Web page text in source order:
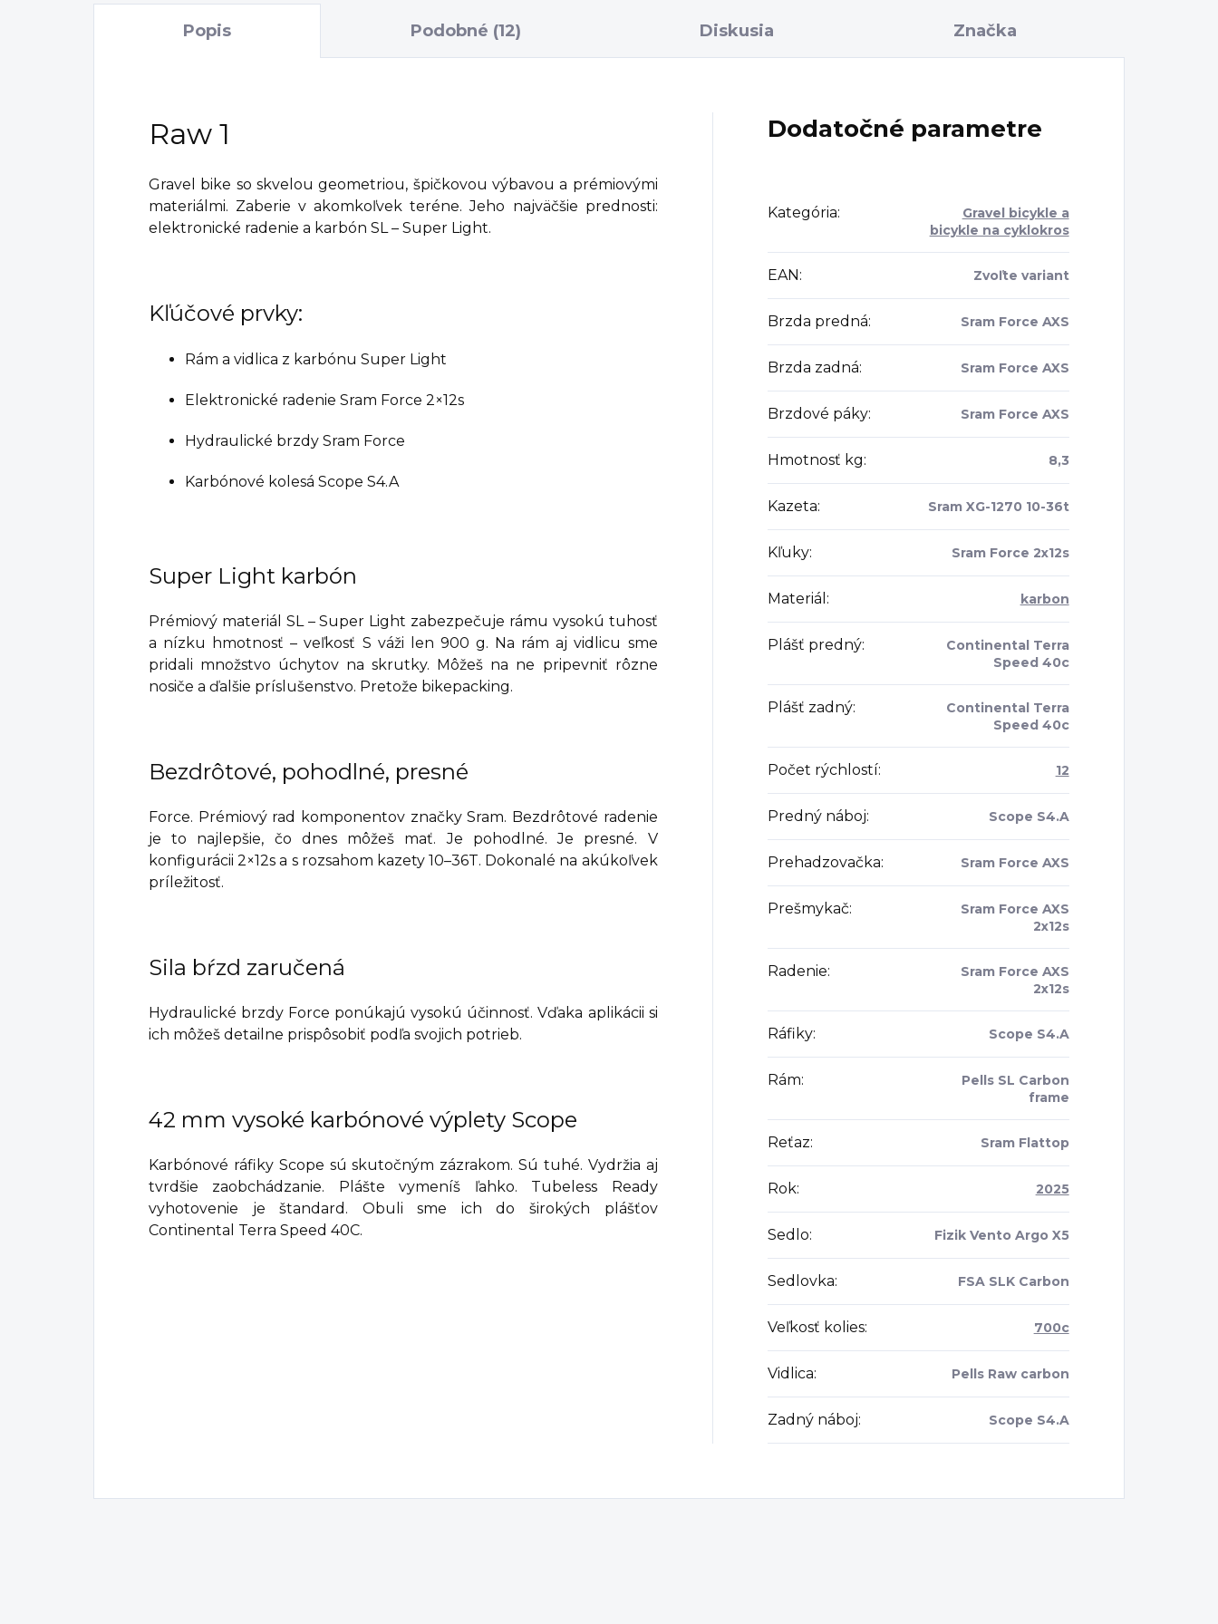
Popis Podobné (12) Diskusia Značka
Raw 1
Gravel bike so skvelou geometriou, špičkovou výbavou a prémiovými
materiálmi. Zaberie v akomkoľvek teréne. Jeho najväčšie prednosti:
elektronické radenie a karbón SL – Super Light.
Kľúčové prvky:
Rám a vidlica z karbónu Super Light
Elektronické radenie Sram Force 2×12s
Hydraulické brzdy Sram Force
Karbónové kolesá Scope S4.A
Super Light karbón
Prémiový materiál SL – Super Light zabezpečuje rámu vysokú tuhosť
a nízku hmotnosť – veľkosť S váži len 900 g. Na rám aj vidlicu sme
pridali množstvo úchytov na skrutky. Môžeš na ne pripevniť rôzne
nosiče a ďalšie príslušenstvo. Pretože bikepacking.
Bezdrôtové, pohodlné, presné
Force. Prémiový rad komponentov značky Sram. Bezdrôtové radenie
je to najlepšie, čo dnes môžeš mať. Je pohodlné. Je presné. V
konfigurácii 2×12s a s rozsahom kazety 10–36T. Dokonalé na akúkoľvek
príležitosť.
Sila bŕzd zaručená
Hydraulické brzdy Force ponúkajú vysokú účinnosť. Vďaka aplikácii si
ich môžeš detailne prispôsobiť podľa svojich potrieb.
42 mm vysoké karbónové výplety Scope
Karbónové ráfiky Scope sú skutočným zázrakom. Sú tuhé. Vydržia aj
tvrdšie zaobchádzanie. Plášte vymeníš ľahko. Tubeless Ready
vyhotovenie je štandard. Obuli sme ich do širokých plášťov
Continental Terra Speed 40C.
Dodatočné parametre
Kategória:
Gravel bicykle a
bicykle na cyklokros
EAN : Zvoľte variant
Brzda predná: Sram Force AXS
Brzda zadná: Sram Force AXS
Brzdové páky: Sram Force AXS
Hmotnosť kg: 8,3
Kazeta: Sram XG-1270 10-36t
Kľuky: Sram Force 2x12s
Materiál : karbon
Plášť predný:
Continental Terra
Speed 40c
Plášť zadný:
Continental Terra
Speed 40c
Počet rýchlostí: 12
Predný náboj: Scope S4.A
Prehadzovačka: Sram Force AXS
Prešmykač:
Sram Force AXS
2x12s
Radenie:
Sram Force AXS
2x12s
Ráfiky: Scope S4.A
Rám:
Pells SL Carbon
frame
Reťaz: Sram Flattop
Rok: 2025
Sedlo: Fizik Vento Argo X5
Sedlovka: FSA SLK Carbon
Veľkosť kolies: 700c
Vidlica: Pells Raw carbon
Zadný náboj: Scope S4.A